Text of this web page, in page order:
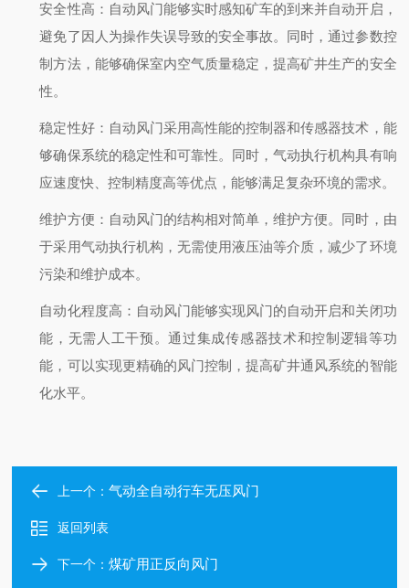
安全性高：自动风门能够实时感知矿车的到来并自动开启，
避免了因人为操作失误导致的安全事故。同时，通过参数控
制方法，能够确保室内空气质量稳定，提高矿井生产的安全
性。
稳定性好：自动风门采用高性能的控制器和传感器技术，能
够确保系统的稳定性和可靠性。同时，气动执行机构具有响
应速度快、控制精度高等优点，能够满足复杂环境的需求。
维护方便：自动风门的结构相对简单，维护方便。同时，由
于采用气动执行机构，无需使用液压油等介质，减少了环境
污染和维护成本。
自动化程度高：自动风门能够实现风门的自动开启和关闭功
能，无需人工干预。通过集成传感器技术和控制逻辑等功
能，可以实现更精确的风门控制，提高矿井通风系统的智能
化水平。
上一个：气动全自动行车无压风门
返回列表
下一个：煤矿用正反向风门